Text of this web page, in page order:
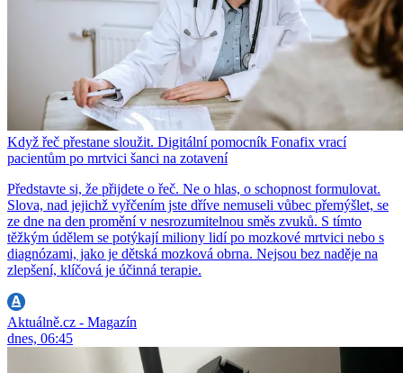
Když řeč přestane sloužit. Digitální pomocník Fonafix vrací
pacientům po mrtvici šanci na zotavení
Představte si, že přijdete o řeč. Ne o hlas, o schopnost formulovat.
Slova, nad jejichž vyřčením jste dříve nemuseli vůbec přemýšlet, se
ze dne na den promění v nesrozumitelnou směs zvuků. S tímto
těžkým údělem se potýkají miliony lidí po mozkové mrtvici nebo s
diagnózami, jako je dětská mozková obrna. Nejsou bez naděje na
zlepšení, klíčová je účinná terapie.
Aktuálně.cz - Magazín
dnes, 06:45